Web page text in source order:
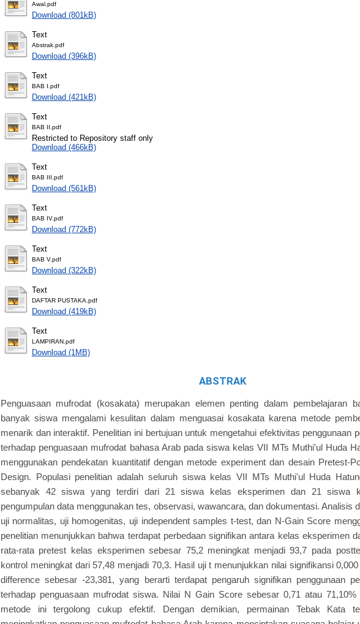
Awal.pdf
Download (801kB)
Text
Abstrak.pdf
Download (396kB)
Text
BAB I.pdf
Download (421kB)
Text
BAB II.pdf
Restricted to Repository staff only
Download (466kB)
Text
BAB III.pdf
Download (561kB)
Text
BAB IV.pdf
Download (772kB)
Text
BAB V.pdf
Download (322kB)
Text
DAFTAR PUSTAKA.pdf
Download (419kB)
Text
LAMPIRAN.pdf
Download (1MB)
ABSTRAK
Penguasaan mufrodat (kosakata) merupakan elemen penting dalam pembelajaran
banyak siswa mengalami kesulitan dalam menguasai kosakata karena metode
menarik dan interaktif. Penelitian ini bertujuan untuk mengetahui efektivitas penggunaan
terhadap penguasaan mufrodat bahasa Arab pada siswa kelas VII MTs Muthi'ul Huda
menggunakan pendekatan kuantitatif dengan metode experiment dan desain Pretest-
Design. Populasi penelitian adalah seluruh siswa kelas VII MTs Muthi'ul Huda
sebanyak 42 siswa yang terdiri dari 21 siswa kelas eksperimen dan 21 siswa
pengumpulan data menggunakan tes, observasi, wawancara, dan dokumentasi. Analisis
uji normalitas, uji homogenitas, uji independent samples t-test, dan N-Gain Score
penelitian menunjukkan bahwa terdapat perbedaan signifikan antara kelas eksperimen
rata-rata pretest kelas eksperimen sebesar 75,2 meningkat menjadi 93,7 pada
kontrol meningkat dari 57,48 menjadi 70,3. Hasil uji t menunjukkan nilai signifikansi
difference sebesar -23,381, yang berarti terdapat pengaruh signifikan penggunaan
terhadap penguasaan mufrodat siswa. Nilai N Gain Score sebesar 0,71 atau 71,10%
metode ini tergolong cukup efektif. Dengan demikian, permainan Tebak Kata